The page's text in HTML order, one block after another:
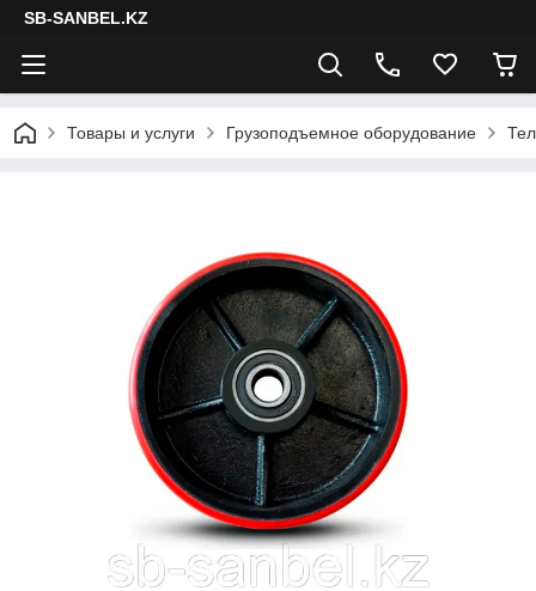
SB-SANBEL.KZ
Товары и услуги Грузоподъемное оборудование